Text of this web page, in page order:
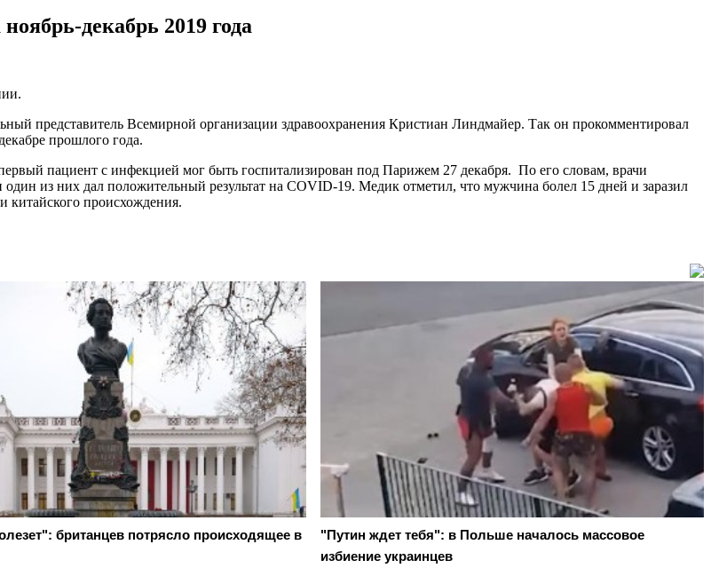
декабрь 2019 года
представитель Всемирной организации здравоохранения Кристиан Линдмайер. Так он прокомментировал
прошлого года.
пациент с инфекцией мог быть госпитализирован под Парижем 27 декабря. По его словам, врачи
из них дал положительный результат на COVID-19. Медик отметил, что мужчина болел 15 дней и заразил
китайского происхождения.
британцев потрясло происходящее в
"Путин ждет тебя": в Польше началось массовое
избиение украинцев